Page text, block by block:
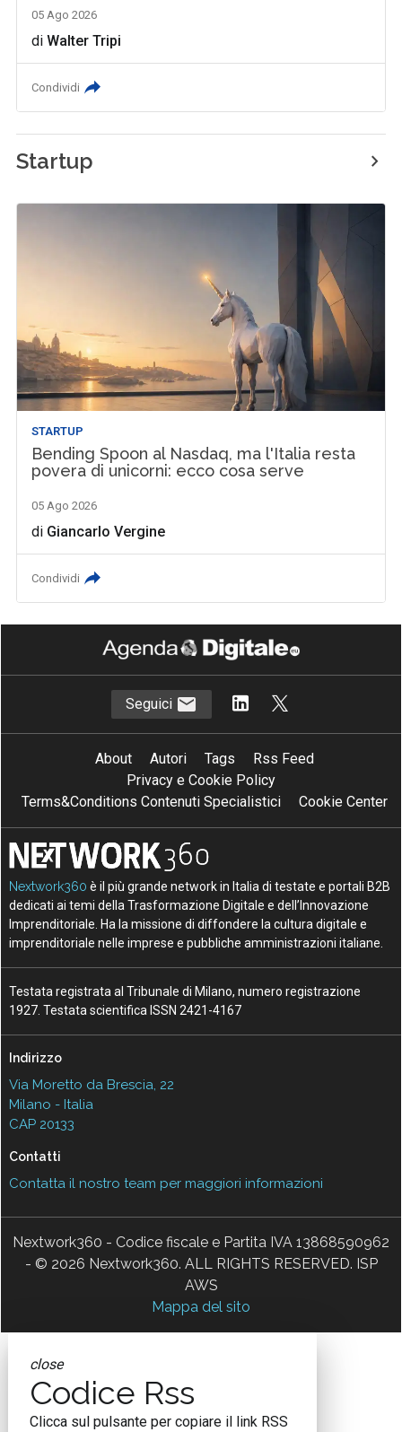
05 Ago 2026
diWalter Tripi
Condividi
Startup
STARTUP
Bending Spoon al Nasdaq, ma l'Italia resta
povera di unicorni: ecco cosa serve
05 Ago 2026
di Giancarlo Vergine
Condividi
Seguici
About Autori Tags
Rss Feed
Privacy e Cookie Policy
Terms&Conditions Contenuti Specialistici
Cookie Center
Nextwork360 è il più grande network in Italia di testate e portali B2B
dedicati ai temi della Trasformazione Digitale e dell’Innovazione
Imprenditoriale. Ha la missione di diffondere la cultura digitale e
imprenditoriale nelle imprese e pubbliche amministrazioni italiane.
Testata registrata al Tribunale di Milano, numero registrazione
1927. Testata scientifica ISSN 2421-4167
Indirizzo
Via Moretto da Brescia, 22
Milano - Italia
CAP 20133
Contatti
Contatta il nostro team per maggiori informazioni
Nextwork360 - Codice fiscale e Partita IVA 13868590962
- © 2026 Nextwork360. ALL RIGHTS RESERVED. ISP
AWS
Mappa del sito
close
Codice Rss
Clicca sul pulsante per copiare il link RSS